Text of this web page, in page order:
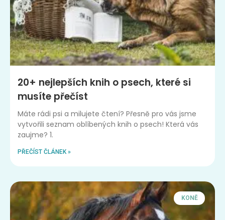
20+ nejlepších knih o psech, které si
musíte přečíst
Máte rádi psi a milujete čtení? Přesně pro vás jsme
vytvořili seznam oblíbených knih o psech! Která vás
zaujme? 1.
PŘEČÍST ČLÁNEK »
KONĚ